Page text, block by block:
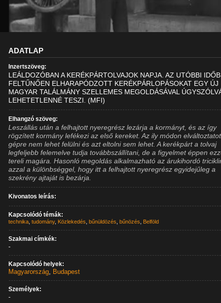
ADATLAP
Inzertszöveg:
LEÁLDOZÓBAN A KERÉKPÁRTOLVAJOK NAPJA. AZ UTÓBBI
FELTŰNŐEN ELHARAPÓDZOTT KERÉKPÁRLOPÁSOKAT EGY ÚJ
MAGYAR TALÁLMÁNY SZELLEMES MEGOLDÁSÁVAL
LEHETETLENNÉ TESZI. (MFI)
Elhangzó szöveg:
Leszállás után a felhajtott nyeregrész lezárja a kormányt, és az így
rögzített kormány lefékezi az első kereket. Az ily módon
gépre nem lehet felülni és azt eltolni sem lehet. A kerékpárt a tolvaj
legfeljebb felemelve tudja továbbszállítani, de a figyelmet éppen
tereli magára. Hasonló megoldás alkalmazható az árukihordó
azzal a különbséggel, hogy itt a felhajtott nyeregrész egyidejűleg a
szekrény ajtaját is bezárja.
Kivonatos leírás:
Kapcsolódó témák:
technika ,tudomány, Közlekedés ,bűnüldözés ,bűnözés Belföld
Szakmai címkék:
-
Kapcsolódó helyek:
Magyarország, Budapest
Személyek:
-